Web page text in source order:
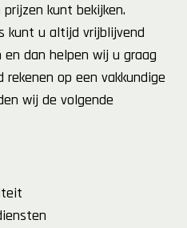
kunt bekijken.
kunt u altijd vrijblijvend
dan helpen wij u graag
op een vakkundige
wij de volgende